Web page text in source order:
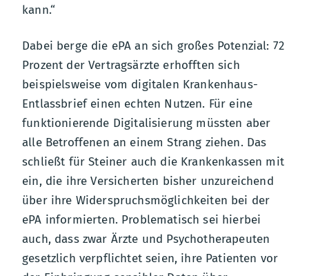
kann.“
Dabei berge die ePA an sich großes Potenzial: 72
Prozent der Vertragsärzte erhofften sich
beispielsweise vom digitalen Krankenhaus-
Entlassbrief einen echten Nutzen. Für eine
funktionierende Digitalisierung müssten aber
alle Betroffenen an einem Strang ziehen. Das
schließt für Steiner auch die Krankenkassen mit
ein, die ihre Versicherten bisher unzureichend
über ihre Widerspruchsmöglichkeiten bei der
ePA informierten. Problematisch sei hierbei
auch, dass zwar Ärzte und Psychotherapeuten
gesetzlich verpflichtet seien, ihre Patienten vor